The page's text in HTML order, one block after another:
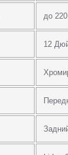
до 220
12